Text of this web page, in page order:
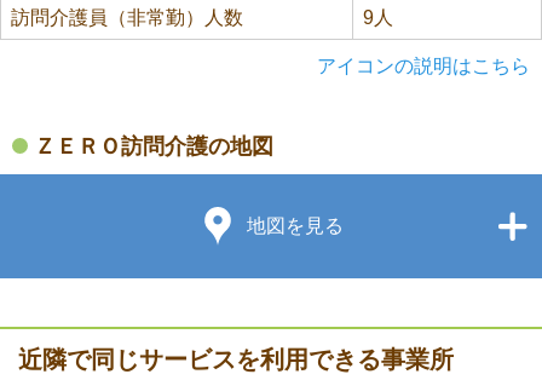
訪問介護員（非常勤）人数 9人
アイコンの説明はこちら
ＺＥＲＯ訪問介護の地図
地図を見る
近隣で同じサービスを利用できる事業所